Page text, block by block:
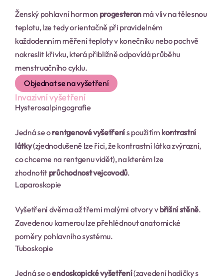
Ženský pohlavní hormon progesteron má vliv na tělesnou
teplotu, lze tedy orientačně při pravidelném
každodenním měření teploty v konečníku nebo pochvě
nakreslit křivku, která přibližně odpovídá průběhu
menstruačního cy­klu.
Objednat se na vyšetření
Invazivní vyšetření
Hysterosalpin­gografie
Jedná se o rentgenové vyšetření s použitím kontrastní
látky (zjednodušeně lze říci, že kontrastní látka zvýrazní,
co chceme na rentgenu vidět), na kterém lze
zhodnotit průchodnost vejcovodů.
Laparoskopie
Vyšetření dvěma až třemi malými otvory v břišní stěně.
Zavedenou kamerou lze přehlédnout anatomické
poměry pohlavního systému.
Tuboskopie
Jedná se o endoskopické vyšetření (zavedení hadičky s